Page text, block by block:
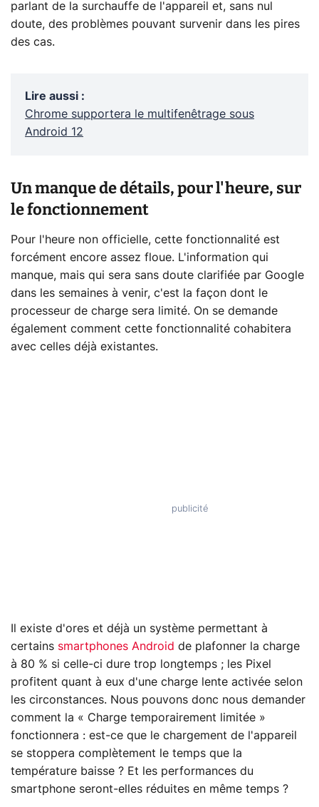
parlant de la surchauffe de l'appareil et, sans nul
doute, des problèmes pouvant survenir dans les pires
des cas.
Lire aussi :
Chrome supportera le multifenêtrage sous
Android 12
Un manque de détails, pour l'heure, sur
le fonctionnement
Pour l'heure non officielle, cette fonctionnalité est
forcément encore assez floue. L'information qui
manque, mais qui sera sans doute clarifiée par Google
dans les semaines à venir, c'est la façon dont le
processeur de charge sera limité. On se demande
également comment cette fonctionnalité cohabitera
avec celles déjà existantes.
Il existe d'ores et déjà un système permettant à
certains smartphones Android de plafonner la charge
à 80 % si celle-ci dure trop longtemps ; les Pixel
profitent quant à eux d'une charge lente activée selon
les circonstances. Nous pouvons donc nous demander
comment la « Charge temporairement limitée »
fonctionnera : est-ce que le chargement de l'appareil
se stoppera complètement le temps que la
température baisse ? Et les performances du
smartphone seront-elles réduites en même temps ?